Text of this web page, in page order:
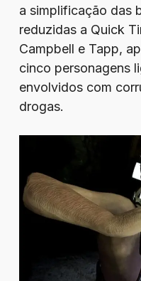
a simplificação das
reduzidas a Quick
Campbell e Tapp,
cinco personagens
envolvidos com
drogas.